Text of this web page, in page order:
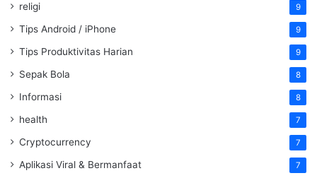
religi 9
Tips Android / iPhone 9
Tips Produktivitas Harian 9
Sepak Bola 8
Informasi 8
health 7
Cryptocurrency 7
Aplikasi Viral & Bermanfaat 7